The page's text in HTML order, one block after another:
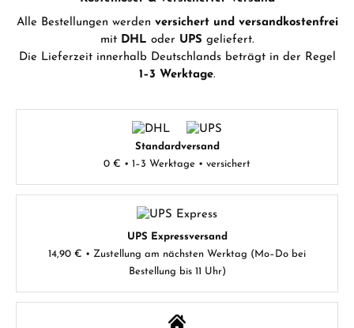
Alle Bestellungen werden versichert und versandkostenfrei
mit DHL oder UPS geliefert.
Die Lieferzeit innerhalb Deutschlands beträgt in der Regel
1–3 Werktage.
Standardversand
0 € • 1–3 Werktage • versichert
UPS Expressversand
14,90 € • Zustellung am nächsten Werktag (Mo–Do bei
Bestellung bis 11 Uhr)